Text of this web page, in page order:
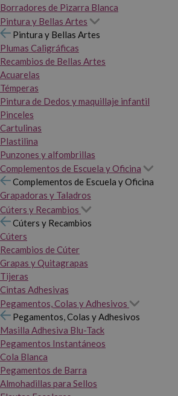
Borradores de Pizarra Blanca
Pintura y Bellas Artes
Pintura y Bellas Artes
Plumas Caligráficas
Recambios de Bellas Artes
Acuarelas
Témperas
Pintura de Dedos y maquillaje infantil
Pinceles
Cartulinas
Plastilina
Punzones y alfombrillas
Complementos de Escuela y Oficina
Complementos de Escuela y Oficina
Grapadoras y Taladros
Cúters y Recambios
Cúters y Recambios
Cúters
Recambios de Cúter
Grapas y Quitagrapas
Tijeras
Cintas Adhesivas
Pegamentos, Colas y Adhesivos
Pegamentos, Colas y Adhesivos
Masilla Adhesiva Blu-Tack
Pegamentos Instantáneos
Cola Blanca
Pegamentos de Barra
Almohadillas para Sellos